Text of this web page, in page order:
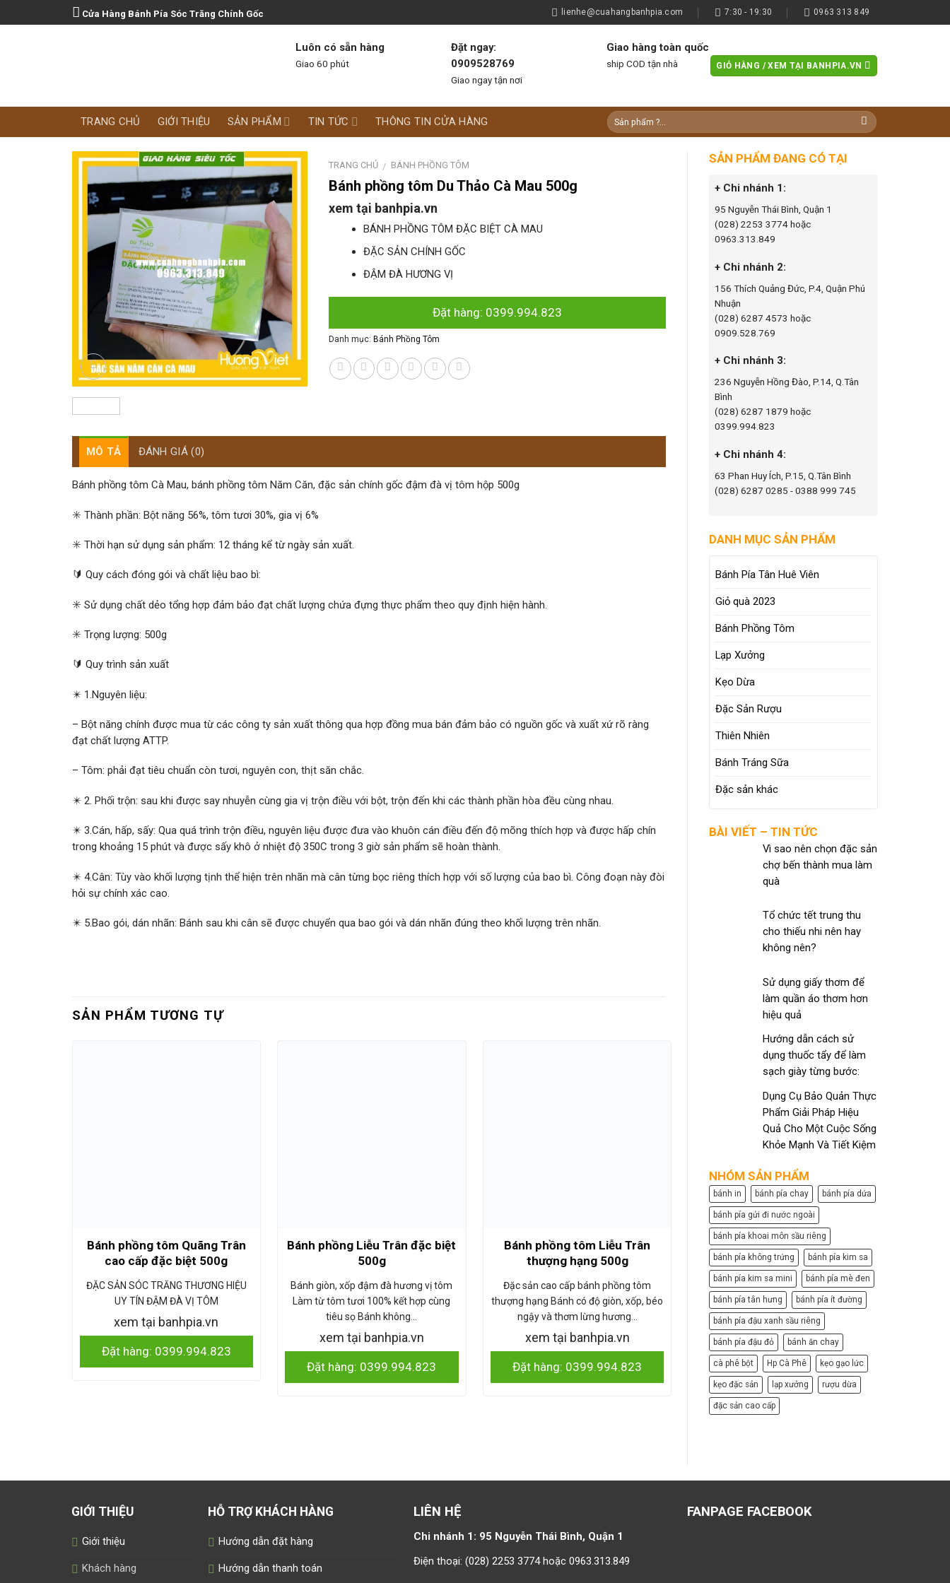
to
Cửa Hàng Bánh Pía Sóc Trăng Chính Gốc lienhe@cuahangbanhpia.com 7:30 - 19:30 0963 313 849
Luôn có sẵn hàng
Giao 60 phút
Đặt ngay:
0909528769
Giao ngay tận nơi
Giao hàng toàn quốc
ship COD tận nhà GIỎ HÀNG /XEM TẠI BANHPIA.VN
TRANG CHỦ GIỚI THIỆU SẢN PHẨM TIN TỨC THÔNG TIN CỬA HÀNG
TRANG CHỦ / BÁNH PHỒNG TÔM
Bánh phồng tôm Du Thảo Cà Mau 500g
xem tại banhpia.vn
BÁNH PHỒNG TÔM ĐẶC BIỆT CÀ MAU
ĐẶC SẢN CHÍNH GỐC
ĐẬM ĐÀ HƯƠNG VỊ
Đặt hàng: 0399.994.823
Danh mục: Bánh Phồng Tôm
MÔ TẢ ĐÁNH GIÁ (0)
Bánh phồng tôm Cà Mau, bánh phồng tôm Năm Căn, đặc sản chính gốc đậm đà vị tôm hộp 500g
✳️ Thành phần: Bột năng 56%, tôm tươi 30%, gia vị 6%
✳️ Thời hạn sử dụng sản phẩm: 12 tháng kể từ ngày sản xuất.
🔰 Quy cách đóng gói và chất liệu bao bì:
✳️ Sử dụng chất dẻo tổng hợp đảm bảo đạt chất lượng chứa đựng thực phẩm theo quy định hiện hành.
✳️ Trọng lượng: 500g
🔰 Quy trình sản xuất
✴️ 1.Nguyên liệu:
– Bột năng chính được mua từ các công ty sản xuất thông qua hợp đồng mua bán đảm bảo có nguồn gốc và xuất xứ rõ ràng
đạt chất lượng ATTP.
– Tôm: phải đạt tiêu chuẩn còn tươi, nguyên con, thịt săn chắc.
✴️ 2. Phối trộn: sau khi được say nhuyễn cùng gia vị trộn điều với bột, trộn đến khi các thành phần hòa đều cùng nhau.
✴️ 3.Cán, hấp, sấy: Qua quá trình trộn điều, nguyên liệu được đưa vào khuôn cán điều đến độ mõng thích hợp và được hấp chín
trong khoảng 15 phút và được sấy khô ở nhiệt độ 350C trong 3 giờ sản phẩm sẽ hoàn thành.
✴️ 4.Cân: Tùy vào khối lượng tịnh thể hiện trên nhãn mà cân từng bọc riêng thích hợp với số lượng của bao bì. Công đoạn này đòi
hỏi sự chính xác cao.
✴️ 5.Bao gói, dán nhãn: Bánh sau khi cân sẽ được chuyển qua bao gói và dán nhãn đúng theo khối lượng trên nhãn.
SẢN PHẨM TƯƠNG TỰ
Bánh phồng tôm Quãng Trân
cao cấp đặc biệt 500g
ĐẶC SẢN SÓC TRĂNG THƯƠNG HIỆU
UY TÍN ĐẬM ĐÀ VỊ TÔM
xem tại banhpia.vn
Đặt hàng: 0399.994.823
Bánh phồng Liễu Trân đặc biệt
500g
Bánh giòn, xốp đậm đà hương vị tôm
Làm từ tôm tươi 100% kết hợp cùng
tiêu sọ Bánh không…
xem tại banhpia.vn
Đặt hàng: 0399.994.823
Bánh phồng tôm Liễu Trân
thượng hạng 500g
Đặc sản cao cấp bánh phồng tôm
thượng hạng Bánh có độ giòn, xốp, béo
ngậy và thơm lừng hương…
xem tại banhpia.vn
Đặt hàng: 0399.994.823
Bánh phồng môn Du Thảo Cà
Mau 500g
BÁNH PHỒNG MÔN ĐẶC BIỆT CÀ MAU
ĐẶC SẢN CHÍNH GỐC ĐẬM ĐÀ HƯƠNG
VỊ
xem tại banhpia.vn
Đặt hàng: 0399.994.823
SẢN PHẨM ĐANG CÓ TẠI
+ Chi nhánh 1:
95 Nguyễn Thái Bình, Quận 1
(028) 2253 3774 hoặc
0963.313.849
+ Chi nhánh 2:
156 Thích Quảng Đức, P.4, Quận Phú
Nhuận
(028) 6287 4573 hoặc
0909.528.769
+ Chi nhánh 3:
236 Nguyễn Hồng Đào, P.14, Q.Tân
Bình
(028) 6287 1879 hoặc
0399.994.823
+ Chi nhánh 4:
63 Phan Huy Ích, P.15, Q.Tân Bình
(028) 6287 0285 - 0388 999 745
DANH MỤC SẢN PHẨM
Bánh Pía Tân Huê Viên
Giỏ quà 2023
Bánh Phồng Tôm
Lạp Xưởng
Kẹo Dừa
Đặc Sản Rượu
Thiên Nhiên
Bánh Tráng Sữa
Đặc sản khác
BÀI VIẾT – TIN TỨC
Vì sao nên chọn đặc sản
chợ bến thành mua làm
quà
Tổ chức tết trung thu
cho thiếu nhi nên hay
không nên?
Sử dụng giấy thơm để
làm quần áo thơm hơn
hiệu quả
Hướng dẫn cách sử
dụng thuốc tẩy để làm
sạch giày từng bước:
Dụng Cụ Bảo Quản Thực
Phẩm Giải Pháp Hiệu
Quả Cho Một Cuộc Sống
Khỏe Mạnh Và Tiết Kiệm
NHÓM SẢN PHẨM
bánh in bánh pía chay bánh pía dứa
bánh pía gửi đi nước ngoài
bánh pía khoai môn sầu riêng
bánh pía không trứng bánh pía kim sa
bánh pía kim sa mini bánh pía mè đen
bánh pía tân hưng bánh pía ít đường
bánh pía đậu xanh sầu riêng
bánh pía đậu đỏ bánh ăn chay
cà phê bột Hp Cà Phê kẹo gạo lức
kẹo đặc sản lạp xưởng rượu dừa
đặc sản cao cấp
GIỚI THIỆU
Giới thiệu
Khách hàng
HỖ TRỢ KHÁCH HÀNG
Hướng dẫn đặt hàng
Hướng dẫn thanh toán
LIÊN HỆ
Chi nhánh 1: 95 Nguyễn Thái Bình, Quận 1
Điện thoại: (028) 2253 3774 hoặc 0963.313.849
FANPAGE FACEBOOK